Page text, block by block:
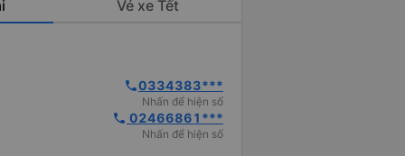
Vé xe Tết
phone0334383***
Nhấn để hiện số
phone 02466861***
Nhấn để hiện số